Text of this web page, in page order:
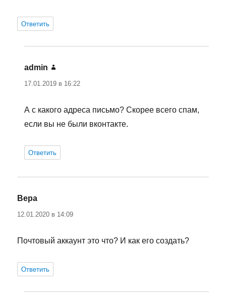
Ответить
admin
17.01.2019 в 16:22
А с какого адреса письмо? Скорее всего спам,
если вы не были вконтакте.
Ответить
Вера
12.01.2020 в 14:09
Почтовый аккаунт это что? И как его создать?
Ответить